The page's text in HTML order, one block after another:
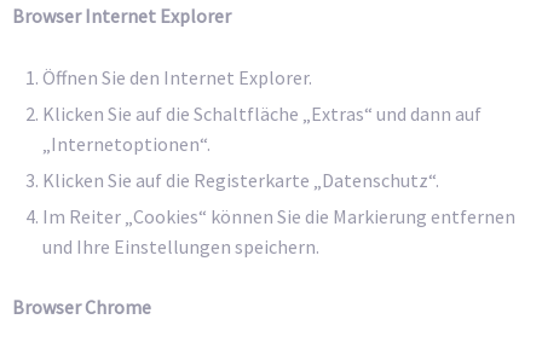
Browser Internet Explorer
Öffnen Sie den Internet Explorer.
Klicken Sie auf die Schaltfläche „Extras“ und dann auf
„Internetoptionen“.
Klicken Sie auf die Registerkarte „Datenschutz“.
Im Reiter „Cookies“ können Sie die Markierung entfernen
und Ihre Einstellungen speichern.
Browser Chrome